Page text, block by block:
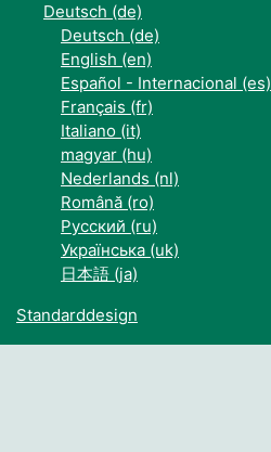
Deutsch ‎(de)‎
Deutsch ‎(de)‎
English ‎(en)‎
Español - Internacional ‎(es)‎
Français ‎(fr)‎
Italiano ‎(it)‎
magyar ‎(hu)‎
Nederlands ‎(nl)‎
Română ‎(ro)‎
Русский ‎(ru)‎
Українська ‎(uk)‎
日本語 ‎(ja)‎
Standarddesign